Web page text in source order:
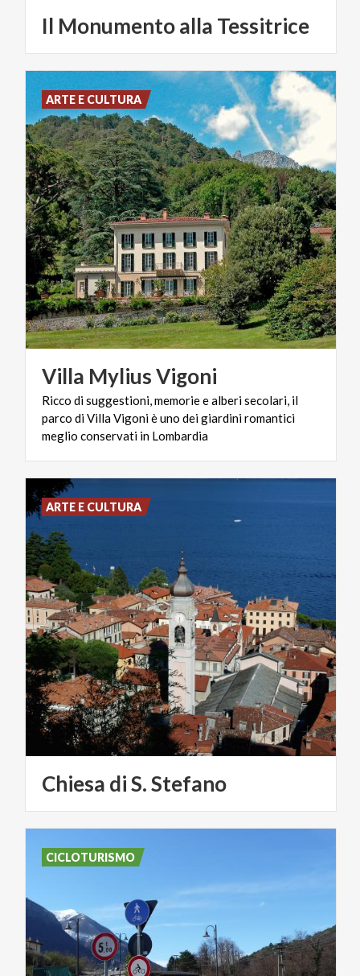
Il Monumentoalla Tessitrice
Villa MyliusVigoni
Ricco di suggestioni, memorie e alberi secolari, il
parco di Villa Vigoni è uno dei giardini romantici
meglio conservati in Lombardia
ARTE E CULTURA
Chiesa diS.Stefano
ARTE E CULTURA
CICLOTURISMO